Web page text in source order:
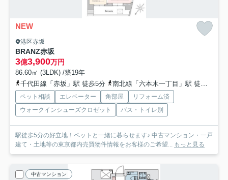
NEW
港区赤坂
BRANZ赤坂
3億3,900万円
86.60㎡ (3LDK) /築19年
千代田線「赤坂」駅 徒歩5分
南北線「六本木一丁目」駅 徒歩8分
ペット相談 エレベーター 角部屋
リフォーム済
ウォークインシューズクロゼット
バス・トイレ別
駅徒歩5分の好立地！ペットと一緒に暮らせます♪ 中古マンション・一戸
建て・土地等の東京都内売買物件情報をお客様のご希望... もっと見る
中古マンション